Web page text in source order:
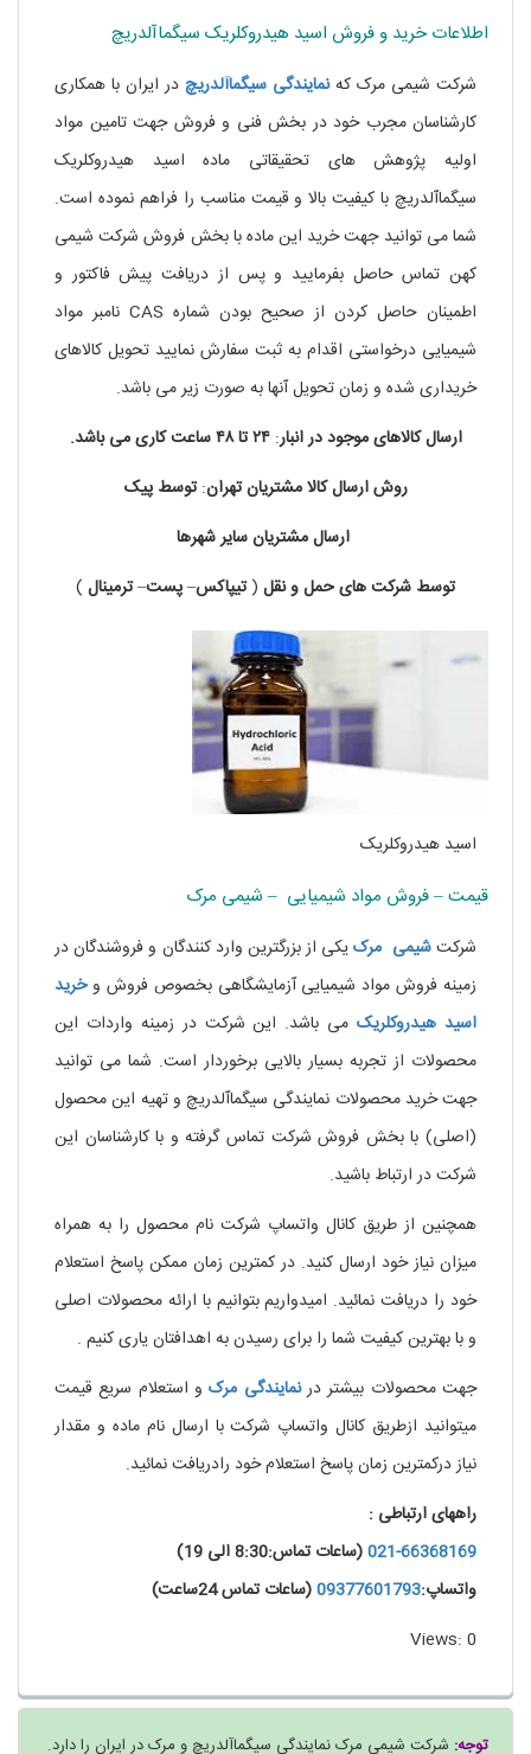
اطلاعات خرید و فروش اسید هیدروکلریک سیگماآلدریچ
شرکت شیمی مرک کهنمایندگی سیگماآلدریچ در ایران با همکاری
کارشناسان مجرب خود در بخش فنی و فروش جهت تامین مواد
اولیه پژوهش های تحقیقاتی ماده اسید هیدروکلریک
سیگماآلدریچ با کیفیت بالا و قیمت مناسب را فراهم نموده است.
شما می توانید جهت خرید این ماده با بخش فروش شرکت شیمی
کهن تماس حاصل بفرمایید و پس از دریافت پیش فاکتور و
اطمینان حاصل کردن از صحیح بودن شماره CAS نامبر مواد
شیمیایی درخواستی اقدام به ثبت سفارش نمایید تحویل کالاهای
خریداری شده و زمان تحویل آنها به صورت زیر می باشد.
ارسال کالاهای موجود درانبار:۲۴ تا ۴۸ساعتکاریمی باشد.
روشارسالکالامشتریانتهران:توسط پیک
ارسالمشتریانسایرشهرها
توسط شرکت هایحملونقل (تیپاکس–پست–ترمینال )
اسید هیدروکلریک
قیمت – فروش مواد شیمیایی – شیمی مرک
شرکتشیمی مرکیکی از بزرگترین وارد کنندگان و فروشندگان در
زمینه فروش مواد شیمیایی آزمایشگاهی بخصوص فروش وخرید
اسید هیدروکلریکمی باشد. این شرکت در زمینه واردات این
محصولات از تجربه بسیار بالایی برخوردار است. شما می توانید
جهت خرید محصولات نمایندگی سیگماآلدریچ و تهیه این محصول
(اصلی) با بخش فروش شرکت تماس گرفته و با کارشناسان این
شرکت در ارتباط باشید.
همچنین از طریق کانال واتساپ شرکت نام محصول را به همراه
میزان نیاز خود ارسال کنید. در کمترین زمان ممکن پاسخ استعلام
خود را دریافت نمائید. امیدواریم بتوانیم با ارائه محصولات اصلی
و با بهترین کیفیت شما را برای رسیدن به اهدافتان یاری کنیم .
جهت محصولات بیشتر درنمایندگی مرکو استعلام سریع قیمت
میتوانید ازطریق کانال واتساپ شرکت با ارسال نام ماده و مقدار
نیاز درکمترین زمان پاسخ استعلام خود رادریافت نمائید.
راههای ارتباطی :
021-66368169(ساعات تماس:8:30 الی 19)
واتساپ:09377601793(ساعات تماس 24ساعت)
Views: 0
توجه: شرکت شیمی مرک نمایندگی سیگماآلدریچ و مرک در ایران را دارد.